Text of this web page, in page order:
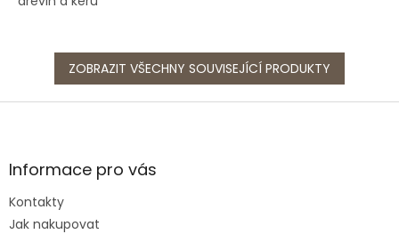
ZOBRAZIT VŠECHNY SOUVISEJÍCÍ PRODUKTY
Z
aInformace pro vás
Kontakty
Jak nakupovat